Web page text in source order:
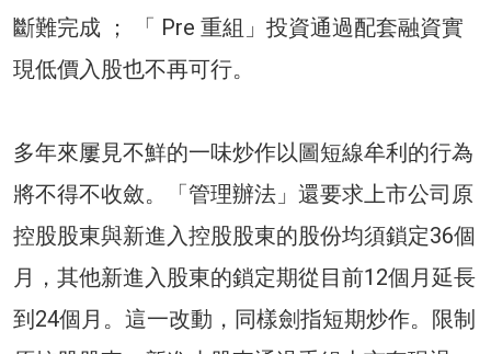
斷難完成 ； 「 Pre 重組」投資通過配套融資實
現低價入股也不再可行。
多年來屢見不鮮的一味炒作以圖短線牟利的行為
將不得不收斂。「管理辦法」還要求上市公司原
控股股東與新進入控股股東的股份均須鎖定36個
月，其他新進入股東的鎖定期從目前12個月延長
到24個月。這一改動，同樣劍指短期炒作。限制